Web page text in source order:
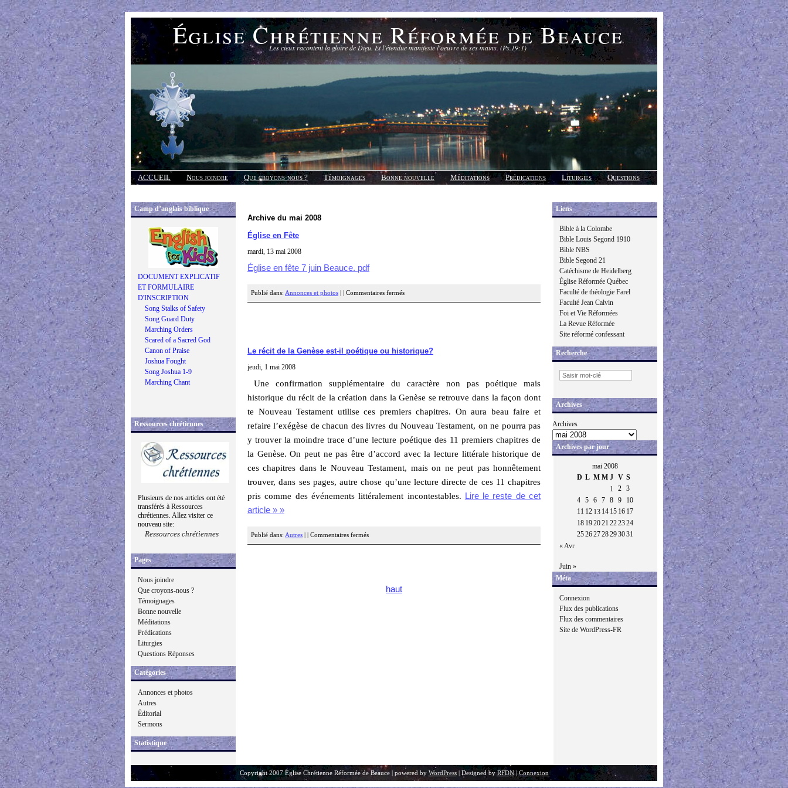
Église Chrétienne Réformée de Beauce
Les cieux racontent la gloire de Dieu. Et l'étendue manifeste l'oeuvre de ses mains. (Ps.19:1)
ACCUEIL Nous joindre Que croyons-nous ? Témoignages Bonne nouvelle Méditations Prédications Liturgies
Questions
Réponses
Camp d’anglais biblique
DOCUMENT EXPLICATIF
ET FORMULAIRE
D'INSCRIPTION
Song Stalks of Safety
Song Guard Duty
Marching Orders
Scared of a Sacred God
Canon of Praise
Joshua Fought
Song Joshua 1-9
Marching Chant
Ressources chrétiennes
Plusieurs de nos articles ont été
transférés à Ressources
chrétiennes. Allez visiter ce
nouveau site:
Ressources chrétiennes
Pages
Nous joindre
Que croyons-nous ?
Témoignages
Bonne nouvelle
Méditations
Prédications
Liturgies
Questions Réponses
Catégories
Annonces et photos
Autres
Éditorial
Sermons
Statistique
Archive du mai 2008
Église en Fête
mardi, 13 mai 2008
Église en fête 7 juin Beauce. pdf
Publié dans: Annonces et photos Commentaires fermés
Le récit de la Genèse est-il poétique ou historique?
jeudi, 1 mai 2008
Une confirmation supplémentaire du caractère non pas poétique mais
historique du récit de la création dans la Genèse se retrouve dans la façon dont
te Nouveau Testament utilise ces premiers chapitres. On aura beau faire et
refaire l’exégèse de chacun des livres du Nouveau Testament, on ne pourra pas
y trouver la moindre trace d’une lecture poétique des 11 premiers chapitres de
la Genèse. On peut ne pas être d’accord avec la lecture littérale historique de
ces chapitres dans le Nouveau Testament, mais on ne peut pas honnêtement
trouver, dans ses pages, autre chose qu’une lecture directe de ces 11 chapitres
pris comme des événements littéralement incontestables.
Lire le reste de cet
article » »
Publié dans: Autres Commentaires fermés
haut
Liens
Bible à la Colombe
Bible Louis Segond 1910
Bible NBS
Bible Segond 21
Catéchisme de Heidelberg
Église Réformée Québec
Faculté de théologie Farel
Faculté Jean Calvin
Foi et Vie Réformées
La Revue Réformée
Site réformé confessant
Recherche
Archives
Archives
Archives par jour
mai 2008
D L M M J V S
1
2
3
4
5 6 7 8 9
10
11 12 13 14 15 16 17
18 192021 222324
25262728293031
« Avr
Juin »
Méta
Connexion
Flux des publications
Flux des commentaires
Site de WordPress-FR
Copyright 2007 Église Chrétienne Réformée de Beauce | powered by WordPress| Designed byRFDN|Connexion